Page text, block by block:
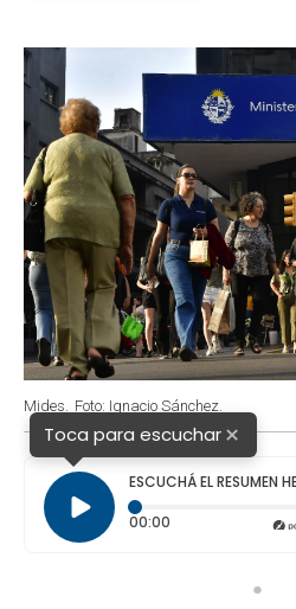
Mides. Foto: Ignacio Sánchez.
Toca para escuchar×
ESCUCHÁ EL RESUMEN
00:00 Tiempo